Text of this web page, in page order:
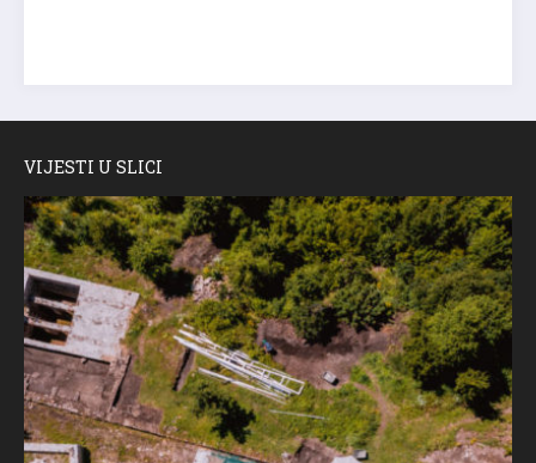
VIJESTI U SLICI